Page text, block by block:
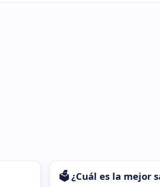
🗳️ ¿Cuál es la mejor